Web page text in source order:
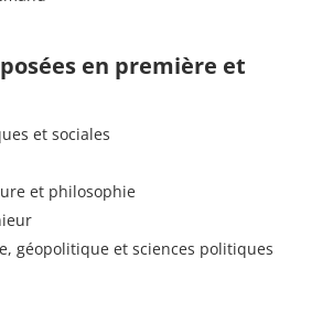
en première et
et sociales
et philosophie
géopolitique et sciences politiques